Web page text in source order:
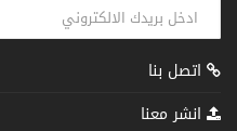
اتصل بنا
انشر معنا